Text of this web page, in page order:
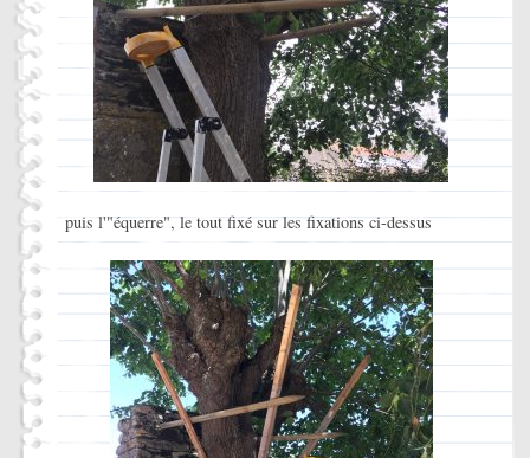
puis l'"équerre", le tout fixé sur les fixations ci-dessus